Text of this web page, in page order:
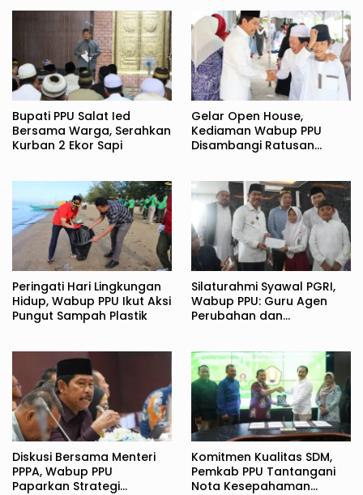
Bupati PPU Salat Ied
Bersama Warga, Serahkan
Kurban 2 Ekor Sapi
Gelar Open House,
Kediaman Wabup PPU
Disambangi Ratusan
Peringati Hari Lingkungan
Hidup, Wabup PPU Ikut Aksi
Pungut Sampah Plastik
Silaturahmi Syawal PGRI,
Wabup PPU: Guru Agen
Perubahan dan
Diskusi Bersama Menteri
PPPA, Wabup PPU
Paparkan Strategi
Komitmen Kualitas SDM,
Pemkab PPU Tantangani
Nota Kesepahaman